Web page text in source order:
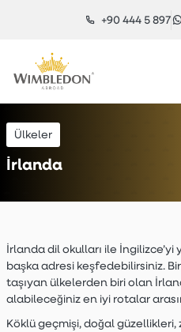
+90 444 5 897
Ülkeler
İrlanda
İrlanda dil okulları ile
başka adresi keşfedebilirsiniz.
taşıyan ülkelerden biri olan
alabileceğiniz en iyi rotalar
Köklü geçmişi, doğal